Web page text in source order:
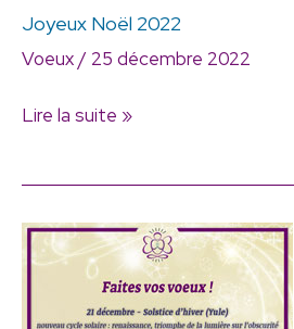
Joyeux Noël 2022
Voeux/ 25 décembre 2022
Lire la suite »
Faites
vos